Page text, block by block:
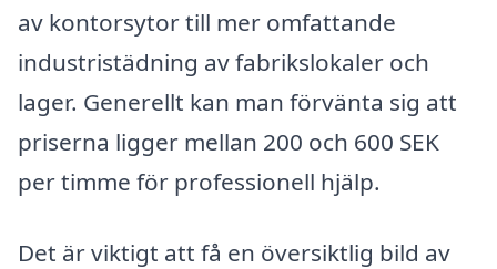
av kontorsytor till mer omfattande
industristädning av fabrikslokaler och
lager. Generellt kan man förvänta sig att
priserna ligger mellan 200 och 600 SEK
per timme för professionell hjälp.
Det är viktigt att få en översiktlig bild av